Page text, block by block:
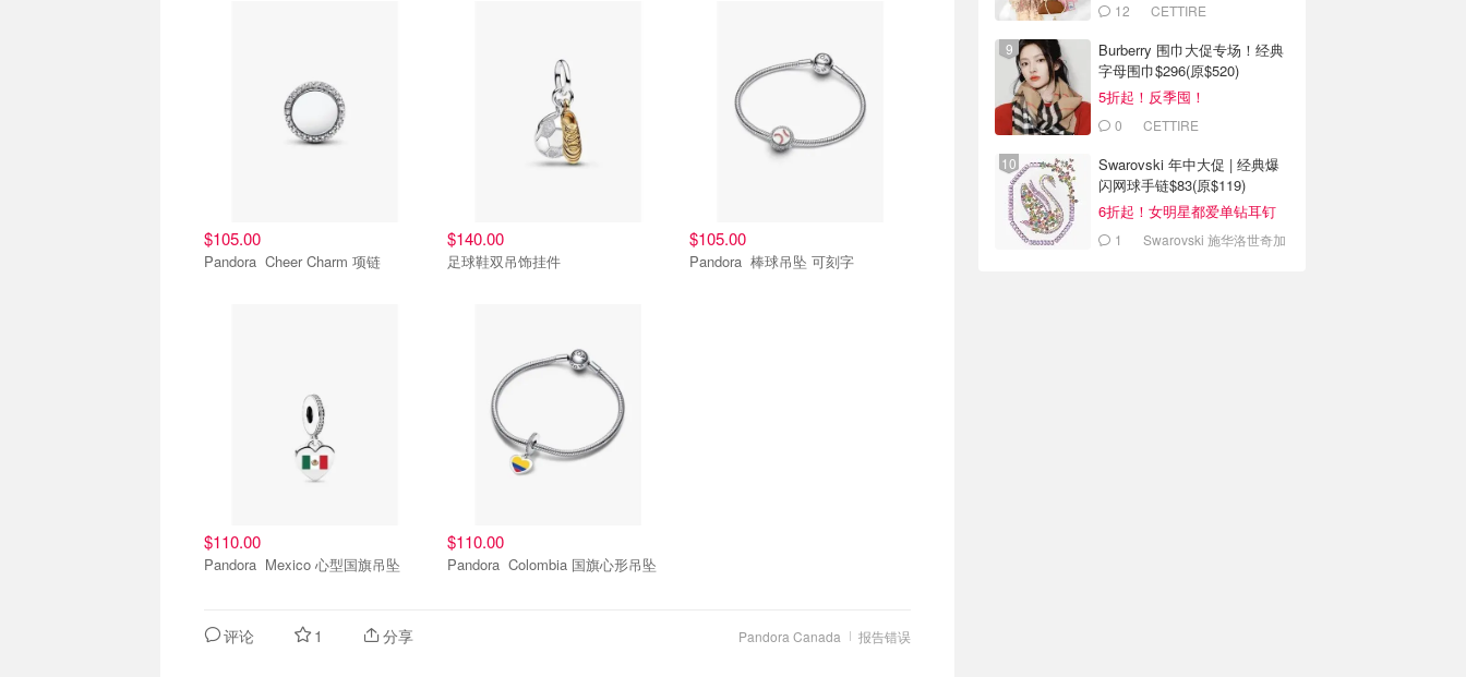
$105.00
Pandora Cheer Charm 项链
$140.00
足球鞋双吊饰挂件
$105.00
Pandora 棒球吊坠 可刻字
$110.00
Pandora Mexico 心型国旗吊坠
$110.00
Pandora Colombia 国旗心形吊坠
报告错误
Pandora Canada
评论 1 分享
12 CETTIRE
Burberry 围巾大促专场！经典
字母围巾$296(原$520)
5折起！反季囤！
0 CETTIRE
Swarovski 年中大促 | 经典爆
闪网球手链$83(原$119)
6折起！女明星都爱单钻耳钉
$551
Swarovski 施华洛世奇加